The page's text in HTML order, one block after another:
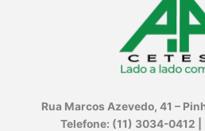
Rua Marcos Azevedo, 41 –
Telefone: (11) 3034-0412